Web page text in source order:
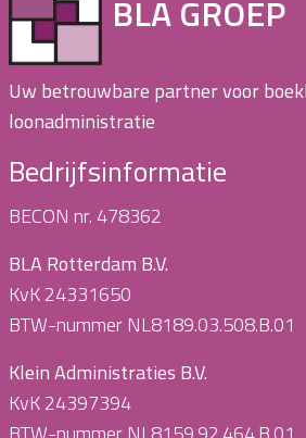
BLA GROEP
Uw betrouwbare partner voor
loonadministratie
Bedrijfsinformatie
BECON nr. 478362
BLA Rotterdam B.V.
KvK 24331650
BTW-nummer NL8189.03.508.B.01
Klein Administraties B.V.
KvK 24397394